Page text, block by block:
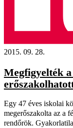
2015. 09. 28.
Megfigyelték
Egy 47 éves iskolai
megerőszakolta az a
rendőrök.